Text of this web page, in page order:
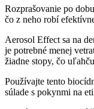
Rozprašovanie po
čo z neho robí
Aerosol Effect sa na
je potrebné menej
žiadne stopy, čo
Používajte tento
súlade s pokynmi na